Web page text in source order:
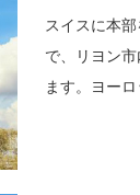
スイスに本
で、リヨン
ます。ヨー